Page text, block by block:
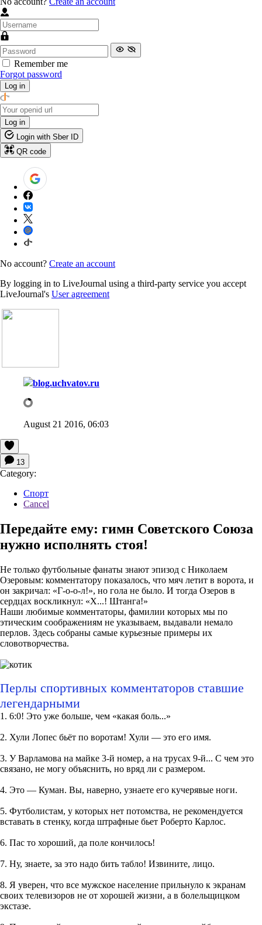
Remember me
Forgot password
Log in
Log in
Login with Sber ID
QR code
No account? Create an account
By logging in to LiveJournal using a third-party service you accept
LiveJournal's User agreement
blog.uchvatov.ru
August 21 2016, 06:03
13
Category:
Спорт
Cancel
Передайте ему: гимн Советского Союза
нужно исполнять стоя!
Не только футбольные фанаты знают эпизод с Николаем
Озеровым: комментатору показалось, что мяч летит в ворота, и
он закричал: «Г-о-о-л!», но гола не было. И тогда Озеров в
сердцах воскликнул: «X...! Штанга!»
Наши любимые комментаторы, фамилии которых мы по
этическим соображениям не указываем, выдавали немало
перлов. Здесь собраны самые курьезные примеры их
словотворчества.
Перлы спортивных комментаторов ставшие
легендарными
1. 6:0! Это уже больше, чем «какая боль...»
2. Хули Лопес бьёт по воротам! Хули — это его имя.
3. У Варламова на майке 3-й номер, а на трусах 9-й... С чем это
связано, не могу объяснить, но вряд ли с размером.
4. Это — Куман. Вы, наверно, узнаете его кучерявые ноги.
5. Футболистам, у которых нет потомства, не рекомендуется
вставать в стенку, когда штрафные бьет Роберто Карлос.
6. Пас то хороший, да поле кончилось!
7. Ну, знаете, за это надо бить табло! Извините, лицо.
8. Я уверен, что все мужское население прильнуло к экранам
своих телевизоров не от хорошей жизни, а в болельщицком
экстазе.